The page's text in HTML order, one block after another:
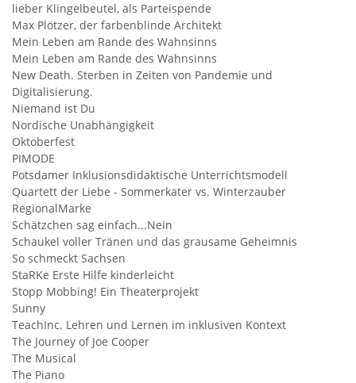
lieber Klingelbeutel, als Parteispende
Max Plötzer, der farbenblinde Architekt
Mein Leben am Rande des Wahnsinns
Mein Leben am Rande des Wahnsinns
New Death. Sterben in Zeiten von Pandemie und
Digitalisierung.
Niemand ist Du
Nordische Unabhängigkeit
Oktoberfest
PIMODE
Potsdamer Inklusionsdidaktische Unterrichtsmodell
Quartett der Liebe - Sommerkater vs. Winterzauber
RegionalMarke
Schätzchen sag einfach...Nein
Schaukel voller Tränen und das grausame Geheimnis
So schmeckt Sachsen
StaRKe Erste Hilfe kinderleicht
Stopp Mobbing! Ein Theaterprojekt
Sunny
TeachInc. Lehren und Lernen im inklusiven Kontext
The Journey of Joe Cooper
The Musical
The Piano